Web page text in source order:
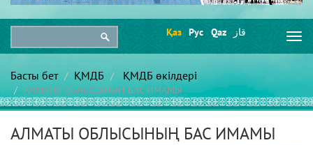
Қаз Рус Qaz قاز
Басты бет ҚМДБ ҚМДБ өкілдері
АЛМАТЫ ОБЛЫСЫНЫҢ БАС ИМАМЫ
АЛМАТЫ ОБЛЫСЫНЫҢ БАС ИМАМЫ